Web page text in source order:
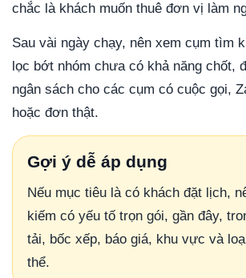
chắc là khách muốn thuê đơn vị làm
Sau vài ngày chạy, nên xem cụm tìm
lọc bớt nhóm chưa có khả năng chốt,
ngân sách cho các cụm có cuộc gọi,
hoặc đơn thật.
Gợi ý dễ áp dụng
Nếu mục tiêu là có khách đặt lịch,
kiếm có yếu tố trọn gói, gần đây,
tải, bốc xếp, báo giá, khu vực và
thể.